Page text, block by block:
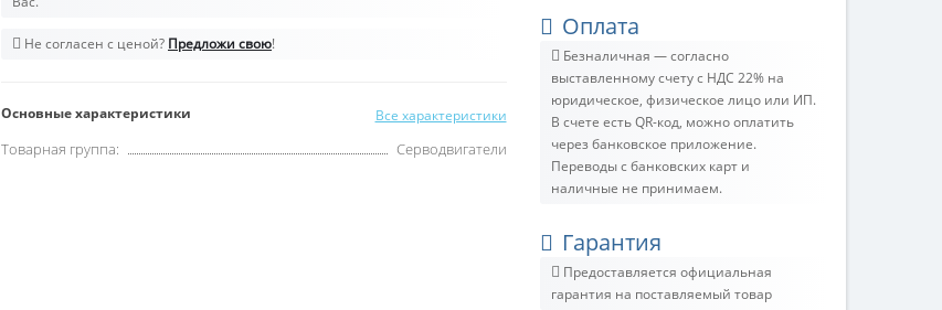
Не согласен с ценой? Предложи свою!
Основные характеристики Все характеристики
Товарная группа: Серводвигатели
Оплата
Безналичная — согласно
выставленному счету c НДС 22% на
юридическое, физическое лицо или ИП.
В счете есть QR-код, можно оплатить
через банковское приложение.
Переводы с банковских карт и
наличные не принимаем.
Гарантия
Предоставляется официальная
гарантия на поставляемый товар